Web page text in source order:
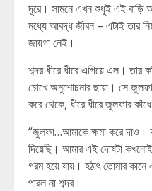
দূরে। সামনে এখন শুধুই এই বাড়ি
মধ্যে আবদ্ধ জীবন – এটাই তার
জায়গা নেই।
শব্দর ধীরে ধীরে এগিয়ে এল। তার
চোখে অনুশোচনার ছায়া। সে
করে থেকে, ধীরে ধীরে জুলফার
“জুলফা…আমাকে ক্ষমা করে দাও।
দিয়েছি। আমার এই দোষটা কখনোই
গরম হয়ে যায়। হঠাৎ তোমার
পারল না শব্দর।